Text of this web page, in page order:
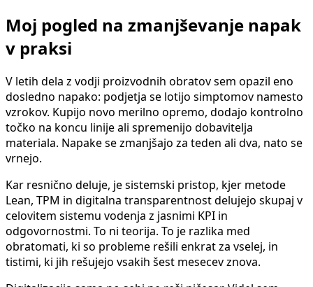
Moj pogled na zmanjševanje napak
v praksi
V letih dela z vodji proizvodnih obratov sem opazil eno
dosledno napako: podjetja se lotijo simptomov namesto
vzrokov. Kupijo novo merilno opremo, dodajo kontrolno
točko na koncu linije ali spremenijo dobavitelja
materiala. Napake se zmanjšajo za teden ali dva, nato se
vrnejo.
Kar resnično deluje, je sistemski pristop, kjer metode
Lean, TPM in digitalna transparentnost delujejo skupaj v
celovitem sistemu vodenja z jasnimi KPI in
odgovornostmi. To ni teorija. To je razlika med
obratomati, ki so probleme rešili enkrat za vselej, in
tistimi, ki jih rešujejo vsakih šest mesecev znova.